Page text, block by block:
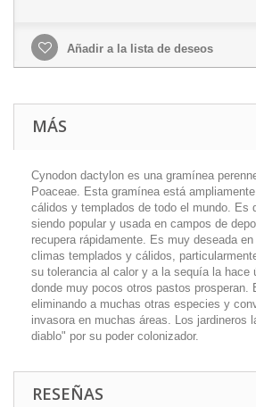
Añadir a la lista de deseos
MÁS
Cynodon dactylon es una gramínea
Poaceae. Esta gramínea está
cálidos y templados de todo el mundo. Es
siendo popular y usada en campos de
recupera rápidamente. Es muy deseada
climas templados y cálidos,
su tolerancia al calor y a la sequía la hace
donde muy pocos otros pastos prosperan.
eliminando a muchas otras especies y
invasora en muchas áreas. Los jardineros
diablo" por su poder colonizador.
RESEÑAS